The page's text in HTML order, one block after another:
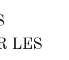
LES